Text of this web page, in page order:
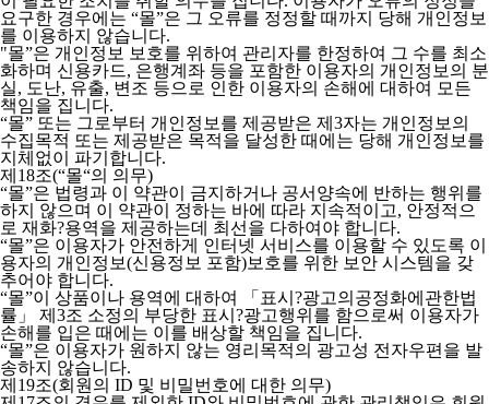
요구한 경우에는 “몰”은 그 오류를 정정할 때까지 당해 개인정보
를 이용하지 않습니다.
"몰”은 개인정보 보호를 위하여 관리자를 한정하여 그 수를 최소
화하며 신용카드, 은행계좌 등을 포함한 이용자의 개인정보의 분
실, 도난, 유출, 변조 등으로 인한 이용자의 손해에 대하여 모든
책임을 집니다.
“몰” 또는 그로부터 개인정보를 제공받은 제3자는 개인정보의
수집목적 또는 제공받은 목적을 달성한 때에는 당해 개인정보를
지체없이 파기합니다.
제18조(“몰“의 의무)
“몰”은 법령과 이 약관이 금지하거나 공서양속에 반하는 행위를
하지 않으며 이 약관이 정하는 바에 따라 지속적이고, 안정적으
로 재화?용역을 제공하는데 최선을 다하여야 합니다.
“몰”은 이용자가 안전하게 인터넷 서비스를 이용할 수 있도록 이
용자의 개인정보(신용정보 포함)보호를 위한 보안 시스템을 갖
추어야 합니다.
“몰”이 상품이나 용역에 대하여 「표시?광고의공정화에관한법
률」 제3조 소정의 부당한 표시?광고행위를 함으로써 이용자가
손해를 입은 때에는 이를 배상할 책임을 집니다.
“몰”은 이용자가 원하지 않는 영리목적의 광고성 전자우편을 발
송하지 않습니다.
제19조(회원의 ID 및 비밀번호에 대한 의무)